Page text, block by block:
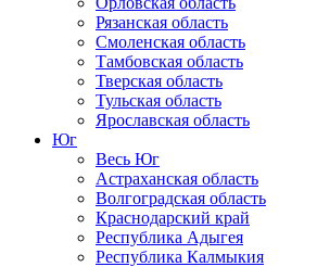
Рязанская область
Смоленская область
Тамбовская область
Тверская область
Тульская область
Ярославская область
Юг
Весь Юг
Астраханская область
Волгоградская область
Краснодарский край
Республика Адыгея
Республика Калмыкия